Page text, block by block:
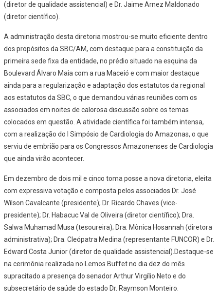
(diretor de qualidade assistencial) e Dr. Jaime Arnez Maldonado
(diretor científico).
A administração desta diretoria mostrou-se muito eficiente dentro
dos propósitos da SBC/AM, com destaque para a constituição da
primeira sede fixa da entidade, no prédio situado na esquina da
Boulevard Álvaro Maia com a rua Maceió e com maior destaque
ainda para a regularização e adaptação dos estatutos da regional
aos estatutos da SBC, o que demandou várias reuniões com os
associados em noites de calorosa discussão sobre os temas
colocados em questão. A atividade científica foi também intensa,
com a realização do I Simpósio de Cardiologia do Amazonas, o que
serviu de embrião para os Congressos Amazonenses de Cardiologia
que ainda virão acontecer.
Em dezembro de dois mil e cinco toma posse a nova diretoria, eleita
com expressiva votação e composta pelos associados Dr. José
Wilson Cavalcante (presidente); Dr. Ricardo Chaves (vice-
presidente); Dr. Habacuc Val de Oliveira (diretor científico); Dra.
Salwa Muhamad Musa (tesoureira); Dra. Mônica Hosannah (diretora
administrativa); Dra. Cleópatra Medina (representante FUNCOR) e Dr.
Edward Costa Junior (diretor de qualidade assistencial).Destaque-se
na cerimônia realizada no Lemos Buffet no dia dez do mês
supracitado a presença do senador Arthur Virgílio Neto e do
subsecretário de saúde do estado Dr. Raymson Monteiro.